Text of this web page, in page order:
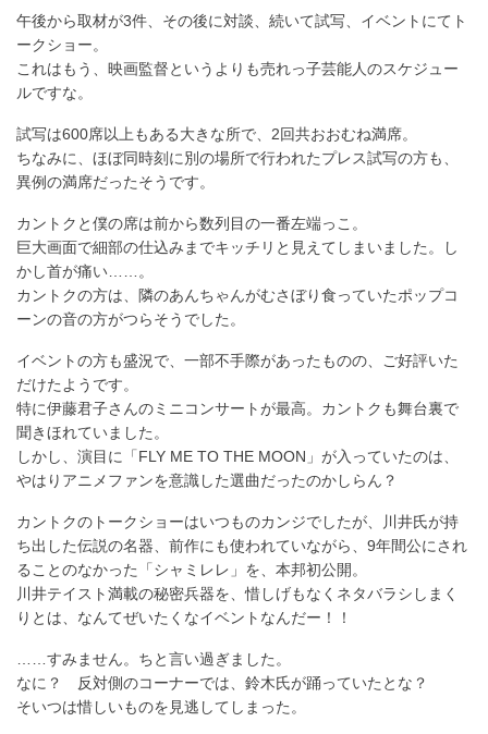
午後から取材が3件、その後に対談、続いて試写、イベントにてト
ークショー。
これはもう、映画監督というよりも売れっ子芸能人のスケジュー
ルですな。
試写は600席以上もある大きな所で、2回共おおむね満席。
ちなみに、ほぼ同時刻に別の場所で行われたプレス試写の方も、
異例の満席だったそうです。
カントクと僕の席は前から数列目の一番左端っこ。
巨大画面で細部の仕込みまでキッチリと見えてしまいました。し
かし首が痛い……。
カントクの方は、隣のあんちゃんがむさぼり食っていたポップコ
ーンの音の方がつらそうでした。
イベントの方も盛況で、一部不手際があったものの、ご好評いた
だけたようです。
特に伊藤君子さんのミニコンサートが最高。カントクも舞台裏で
聞きほれていました。
しかし、演目に「FLY ME TO THE MOON」が入っていたのは、
やはりアニメファンを意識した選曲だったのかしらん？
カントクのトークショーはいつものカンジでしたが、川井氏が持
ち出した伝説の名器、前作にも使われていながら、9年間公にされ
ることのなかった「シャミレレ」を、本邦初公開。
川井テイスト満載の秘密兵器を、惜しげもなくネタバラシしまく
りとは、なんてぜいたくなイベントなんだー！！
……すみません。ちと言い過ぎました。
なに？ 反対側のコーナーでは、鈴木氏が踊っていたとな？
そいつは惜しいものを見逃してしまった。